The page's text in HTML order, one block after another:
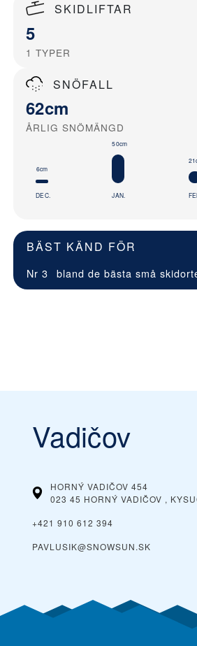
SKIDLIFTAR
5
1 TYPER
SNÖFALL
62cm
ÅRLIG SNÖMÄNGD
6cm
DEC.
50cm
JAN.
BÄST KÄND FÖR
Nr 3 bland de bästa små
Vadičov
HORNÝ VADIČOV 454
023 45 HORNÝ VADIČOV ,
+421 910 612 394
PAVLUSIK@SNOWSUN.SK